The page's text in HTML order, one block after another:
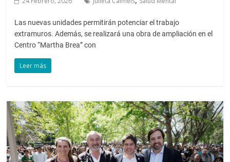
Las nuevas unidades permitirán potenciar el trabajo
extramuros. Además, se realizará una obra de ampliación en el
Centro “Martha Brea” con
Leer más